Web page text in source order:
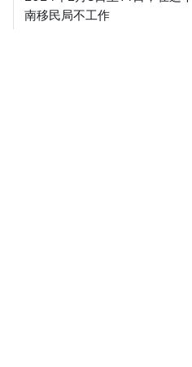
南移民局不工作